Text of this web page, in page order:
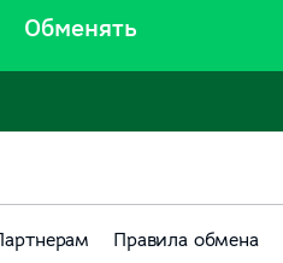
Обменять
Правила обмена